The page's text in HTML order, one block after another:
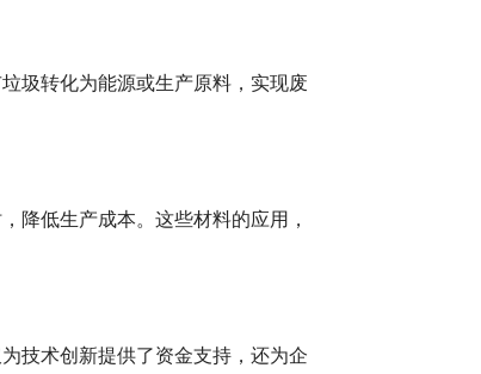
圾转化为能源或生产原料，实现废
降低生产成本。这些材料的应用，
技术创新提供了资金支持，还为企